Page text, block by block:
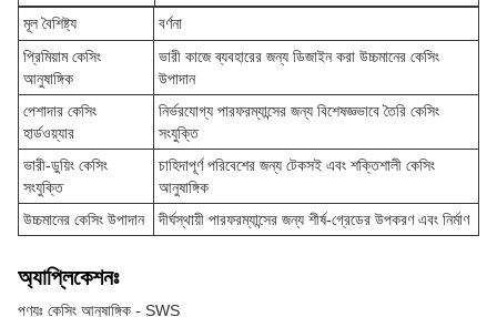
মূল বৈশিষ্ট্য
বর্ণনা
প্রিমিয়াম কেসিং
আনুষাঙ্গিক
ভারী কাজে ব্যবহারের জন্য ডিজাইন করা উচ্চমানের কেসিং
উপাদান
পেশাদার কেসিং
হার্ডওয়্যার
নির্ভরযোগ্য পারফরম্যান্সের জন্য বিশেষজ্ঞভাবে তৈরি কেসিং
সংযুক্তি
ভারী-ডুয়িং কেসিং
সংযুক্তি
চাহিদাপূর্ণ পরিবেশের জন্য টেকসই এবং শক্তিশালী কেসিং
আনুষাঙ্গিক
উচ্চমানের কেসিং উপাদান
দীর্ঘস্থায়ী পারফরম্যান্সের জন্য শীর্ষ-গ্রেডের উপকরণ এবং নির্মাণ
অ্যাপ্লিকেশনঃ
পণ্যঃ কেসিং আনুষাঙ্গিক - SWS